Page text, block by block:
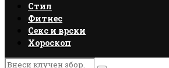
Стил
Фитнес
Секс и врски
Хороскоп
Search